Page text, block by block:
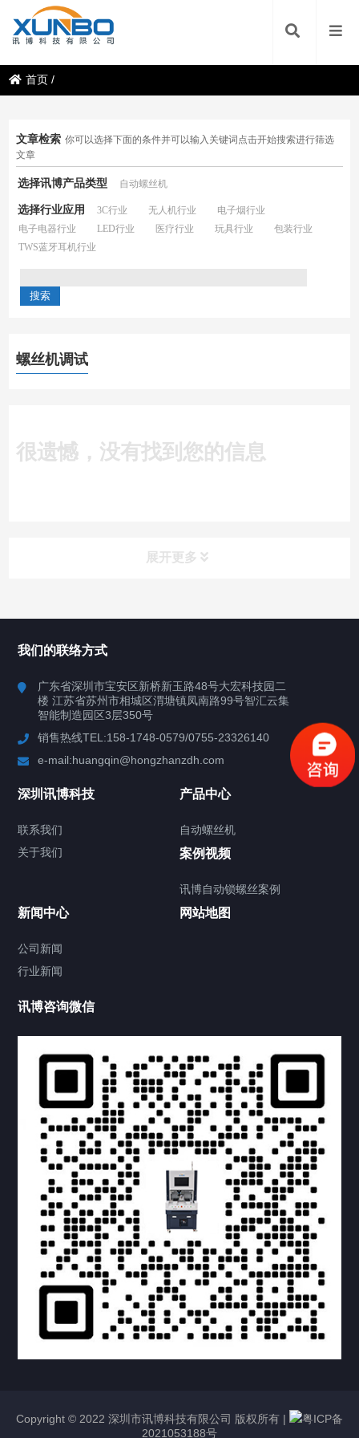
首页 /
文章检索 你可以选择下面的条件并可以输入关键词点击开始搜索进行筛选
文章
选择讯博产品类型 自动螺丝机
选择行业应用 3C行业 无人机行业
电子烟行业
电子电器行业
LED行业 医疗行业 玩具行业
包装行业
TWS蓝牙耳机行业
螺丝机调试
很遗憾，没有找到您的信息
展开更多
行业案例
联系我们
关于我们
提交您的需求，获取产品资料与报价
我们的联络方式
广东省深圳市宝安区新桥新玉路48号大宏科技园二
楼 江苏省苏州市相城区渭塘镇凤南路99号智汇云集
智能制造园区3层350号
销售热线TEL:158-1748-0579/0755-23326140
e-mail:huangqin@hongzhanzdh.com
深圳讯博科技
联系我们
关于我们
产品中心
自动螺丝机
案例视频
讯博自动锁螺丝案例
新闻中心
公司新闻
行业新闻
网站地图
讯博咨询微信
Copyright © 2022 深圳市讯博科技有限公司 版权所有 |
粤ICP备
2021053188号